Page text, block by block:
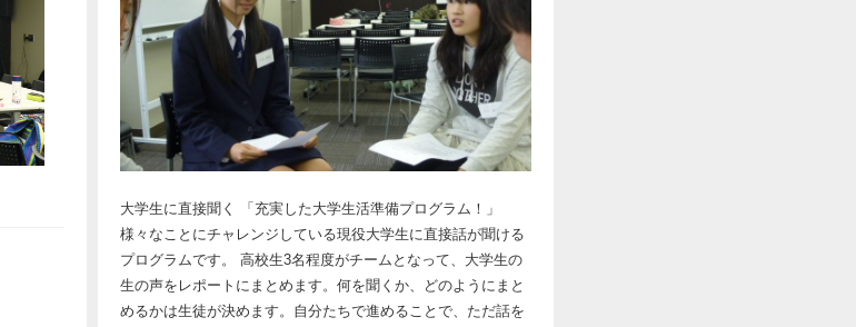
大学生に直接聞く 「充実した大学生活準備プログラム！」
様々なことにチャレンジしている現役大学生に直接話が聞ける
プログラムです。 高校生3名程度がチームとなって、大学生の
生の声をレポートにまとめます。何を聞くか、どのようにまと
めるかは生徒が決めます。自分たちで進めることで、ただ話を